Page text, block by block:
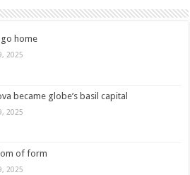
home
2025
became globe’s basil capital
2025
of form
2025